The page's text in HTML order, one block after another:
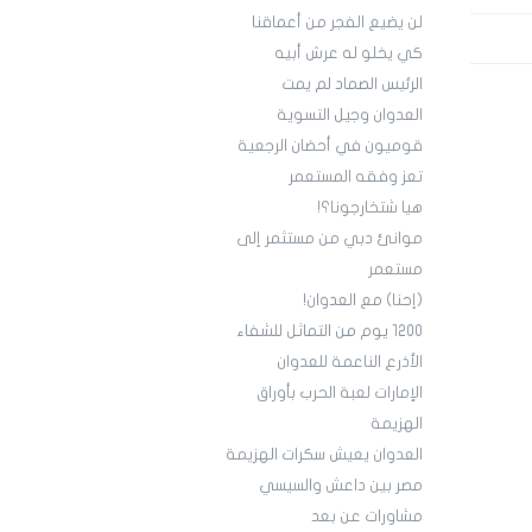
لن يضيع الفجر من أعماقنا
كي يخلو له عرش أبيه
الرئيس الصماد لم يمت
العدوان وجيل التسوية
قوميون في أحضان الرجعية
تعز وفقه المستعمر
هيا شتخارجونا؟!
موانئ دبي من مستثمر إلى
مستعمر
(إحنا) مع العدوان!
1200 يوم من التماثل للشفاء
الأذرع الناعمة للعدوان
الإمارات لعبة الحرب بأوراق
الهزيمة
العدوان يعيش سكرات الهزيمة
مصر بين داعش والسيسي
مشاورات عن بعد